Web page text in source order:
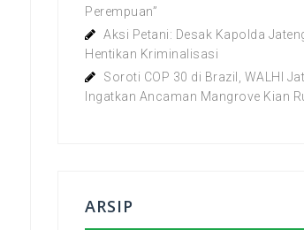
Perempuan”
Aksi Petani: Desak Kapolda
Hentikan Kriminalisasi
Soroti COP 30 di Brazil, WALHI
Ingatkan Ancaman Mangrove Kian
ARSIP